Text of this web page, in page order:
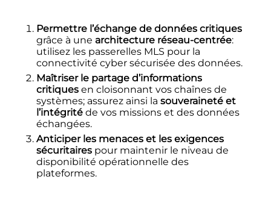
Permettre l’échange de données critiques
grâce à une architecture réseau-centrée:
utilisez les passerelles MLS pour la
connectivité cyber sécurisée des données.
Maîtriser le partage d’informations
critiques en cloisonnant vos chaînes de
systèmes; assurez ainsi la souveraineté et
l’intégrité de vos missions et des données
échangées.
Anticiper les menaces et les exigences
sécuritaires pour maintenir le niveau de
disponibilité opérationnelle des
plateformes.